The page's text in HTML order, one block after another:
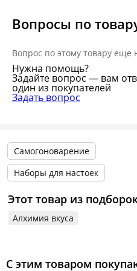
Вопросы по
Вопрос по этому товару еще
Нужна помощь?
Задайте вопрос — вам
один из покупателей
Задать вопрос
Самогоноварение
Наборы для настоек
Этот товар из
Алхимия вкуса
С этим товаром